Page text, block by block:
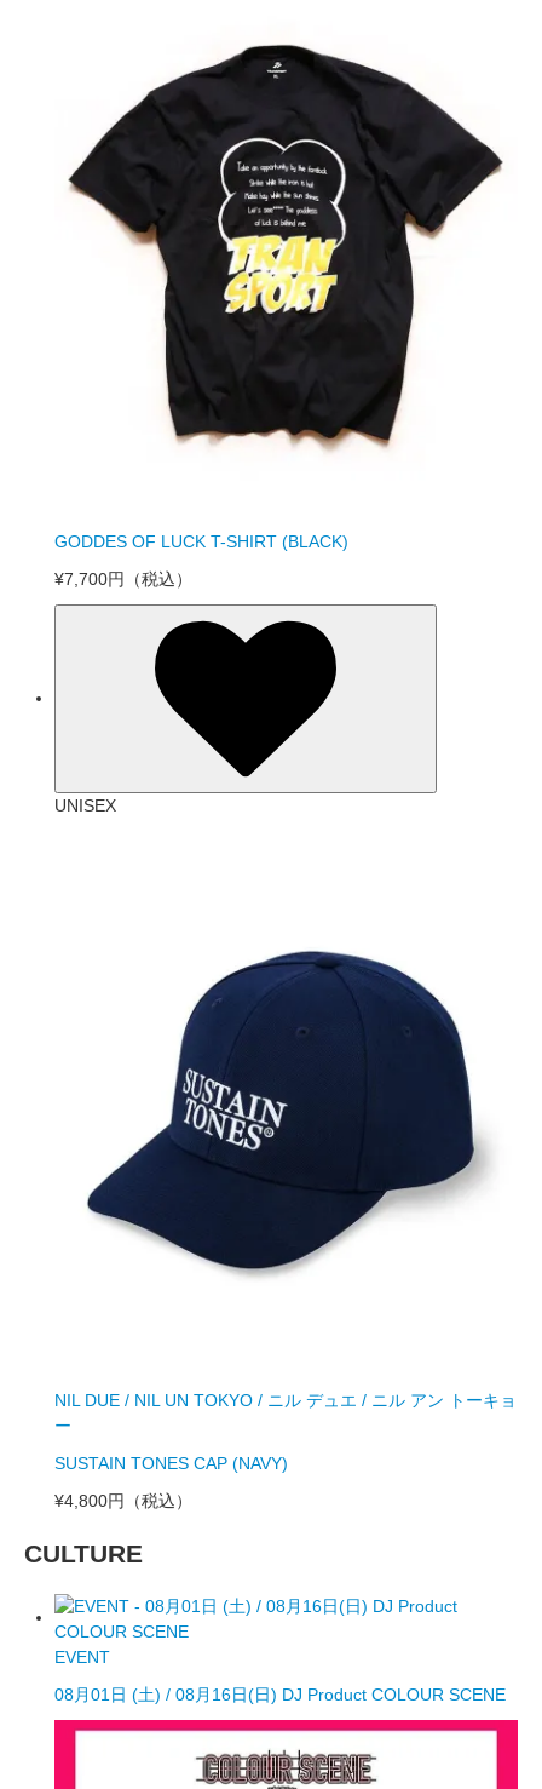
GODDES OF LUCK T-SHIRT (BLACK)
¥7,700円
（税込）
UNISEX
NIL DUE / NIL UN TOKYO / ニル デュエ / ニル アン トーキョ
ー
SUSTAIN TONES CAP (NAVY)
¥4,800円
（税込）
CULTURE
EVENT
08月01日 (土) / 08月16日(日) DJ Product COLOUR SCENE